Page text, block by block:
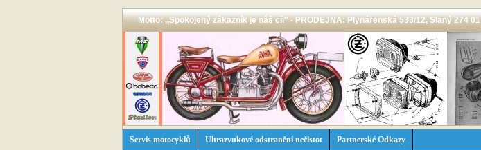
Motto: ,,Spokojený zákazník je náš cíl'' - PRODEJNA: Plynárenská 533/12, Slaný 274 01
Servis motocyklů Ultrazvukové odstranění nečistot Partnerské Odkazy